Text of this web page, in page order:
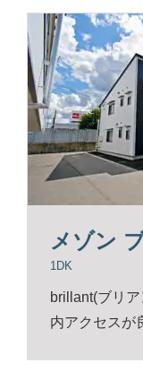
メゾン
1DK
brillant(ブリ
内アクセスが